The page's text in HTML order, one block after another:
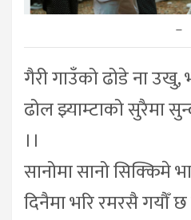
–
गैरी गाउँको ढोडे ना उखु,
ढोल झ्याम्टाको सुरैमा
।।
सानोमा सानो सिक्किमे
दिनैमा भरि रमरसै गयौँ छ